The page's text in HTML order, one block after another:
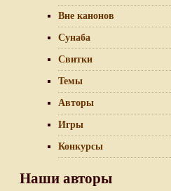
Вне канонов
Сунаба
Свитки
Темы
Авторы
Игры
Конкурсы
Наши авторы